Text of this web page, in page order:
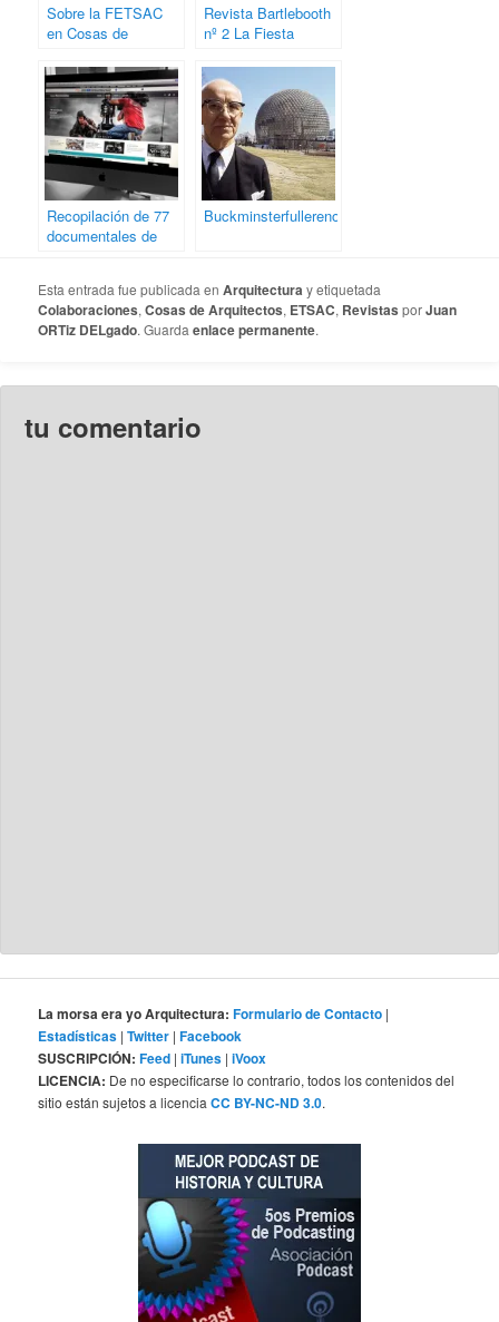
Sobre la FETSAC
en Cosas de
Revista Bartlebooth
nº 2 La Fiesta
Recopilación de 77
documentales de
Buckminsterfullerenos
Esta entrada fue publicada enArquitecturay etiquetada
Colaboraciones,Cosas de Arquitectos, ETSAC, Revistas porJuan
ORTiz DELgado. Guardaenlace permanente.
tu comentario
La morsa era yo Arquitectura: Formulario de Contacto |
Estadísticas |Twitter |Facebook
SUSCRIPCIÓN: Feed |iTunes |iVoox
LICENCIA: De no especificarse lo contrario, todos los contenidos del
sitio están sujetos a licenciaCC BY-NC-ND 3.0.